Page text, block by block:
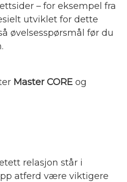
– for eksempel fra
utviklet for dette
øvelsesspørsmål før du
Master CORE og
relasjon står i
atferd være viktigere